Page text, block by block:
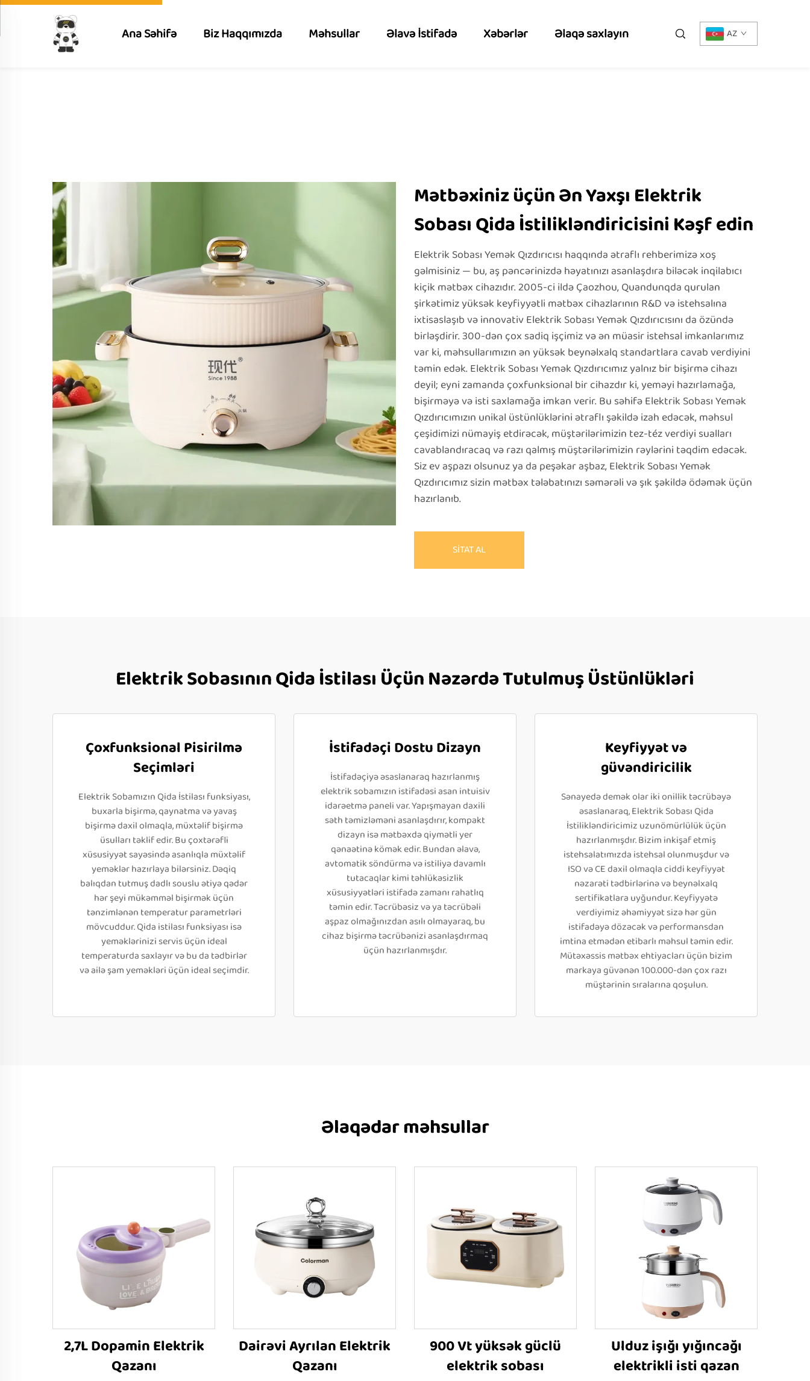
Ana Səhifə Biz Haqqımızda Məhsullar Əlavə İstifadə Xəbərlər Əlaqə saxlayın AZ
Mətbəxiniz üçün Ən Yaxşı Elektrik
Sobası Qida İstilikləndiricisini Kəşf edin
Elektrik Sobası Yemək Qızdırıcısı haqqında ətraflı rehberimizə xoş
gəlmisiniz — bu, aş pəncərinizdə həyatınızı asanlaşdıra biləcək inqilabıcı
kiçik mətbəx cihazıdır. 2005-ci ildə Çaozhou, Quandunqda qurulan
şirkətimiz yüksək keyfiyyətli mətbəx cihazlarının R&D və istehsalına
ixtisaslaşıb və innovativ Elektrik Sobası Yemək Qızdırıcısını da özündə
birləşdirir. 300-dən çox sadiq işçimiz və ən müasir istehsal imkanlarımız
var ki, məhsullarımızın ən yüksək beynəlxalq standartlara cavab verdiyini
təmin edək. Elektrik Sobası Yemək Qızdırıcımız yalnız bir bişirmə cihazı
deyil; eyni zamanda çoxfunksional bir cihazdır ki, yeməyi hazırlamağa,
bişirməyə və isti saxlamağa imkan verir. Bu səhifə Elektrik Sobası Yemək
Qızdırıcımızın unikal üstünlüklərini ətraflı şəkildə izah edəcək, məhsul
çeşidimizi nümayiş etdirəcək, müştərilərimizin tez-téz verdiyi sualları
cavablandıracaq və razı qalmış müştərilərimizin rəylərini təqdim edəcək.
Siz ev aşpazı olsunuz ya da peşəkar aşbaz, Elektrik Sobası Yemək
Qızdırıcımız sizin mətbəx tələbatınızı səmərəli və şık şəkildə ödəmək üçün
hazırlanıb.
SİTAT AL
Elektrik Sobasının Qida İstilası Üçün Nəzərdə Tutulmuş Üstünlükləri
Çoxfunksional Pisirilmə
Seçimləri
Elektrik Sobamızın Qida İstilası funksiyası,
buxarla bişirmə, qaynatma və yavaş
bişirmə daxil olmaqla, müxtəlif bişirmə
üsulları təklif edir. Bu çoxtərəfli
xüsusiyyət sayəsində asanlıqla müxtəlif
yeməklər hazırlaya bilərsiniz. Dəqiq
balıqdan tutmuş dadlı souslu ətiyə qədər
hər şeyi mükəmməl bişirmək üçün
tənzimlənən temperatur parametrləri
mövcuddur. Qida istilası funksiyası isə
yeməklərinizi servis üçün ideal
temperaturda saxlayır və bu da tədbirlər
və ailə şam yeməkləri üçün ideal seçimdir.
İstifadəçi Dostu Dizayn
İstifadəçiyə əsaslanaraq hazırlanmış
elektrik sobamızın istifadəsi asan intuisiv
idarəetmə paneli var. Yapışmayan daxili
səth təmizləməni asanlaşdırır, kompakt
dizayn isə mətbəxdə qiymətli yer
qənaətinə kömək edir. Bundan əlavə,
avtomatik söndürmə və istiliyə davamlı
tutacaqlar kimi təhlükəsizlik
xüsusiyyətləri istifadə zamanı rahatlıq
təmin edir. Təcrübəsiz və ya təcrübəli
aşpaz olmağınızdan asılı olmayaraq, bu
cihaz bişirmə təcrübənizi asanlaşdırmaq
üçün hazırlanmışdır.
Keyfiyyət və
güvəndiricilik
Sənayedə demək olar iki onillik təcrübəyə
əsaslanaraq, Elektrik Sobası Qida
İstilikləndiricimiz uzunömürlülük üçün
hazırlanmışdır. Bizim inkişaf etmiş
istehsalatımızda istehsal olunmuşdur və
ISO və CE daxil olmaqla ciddi keyfiyyət
nəzarəti tədbirlərinə və beynəlxalq
sertifikatlara uyğundur. Keyfiyyətə
verdiyimiz əhəmiyyət sizə hər gün
istifadəyə dözəcək və performansdan
imtina etmədən etibarlı məhsul təmin edir.
Mütəxəssis mətbəx ehtiyacları üçün bizim
markaya güvənən 100.000-dən çox razı
müştərinin sıralarına qoşulun.
Əlaqədar məhsullar
2,7L Dopamin Elektrik
Qazanı
Dairəvi Ayrılan Elektrik
Qazanı
900 Vt yüksək güclü
elektrik sobası
Ulduz işığı yığıncağı
elektrikli isti qazan